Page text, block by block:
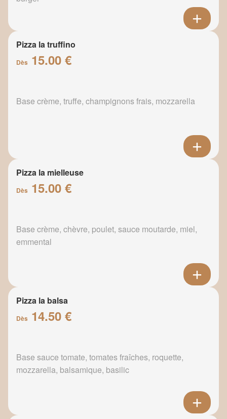
Pizza la truffino
Dès 15.00 €
Base crème, truffe, champignons frais, mozzarella
Pizza la mielleuse
Dès 15.00 €
Base crème, chèvre, poulet, sauce moutarde, miel,
emmental
Pizza la balsa
Dès 14.50 €
Base sauce tomate, tomates fraîches, roquette,
mozzarella, balsamique, basilic